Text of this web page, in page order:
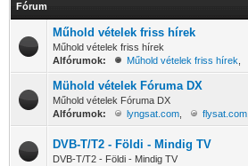
Fórum
Műhold vételek friss hírek
Műhold vételek friss hírek
Alfórumok:
Műhold vételek friss hírek
Mühold vételek Fóruma DX
Műhold vételek Fóruma DX
Alfórumok:
lyngsat.com flysat.com
DVB-T/T2 - Földi - Mindig TV
DVB-T/T2 - Földi - Mindig TV